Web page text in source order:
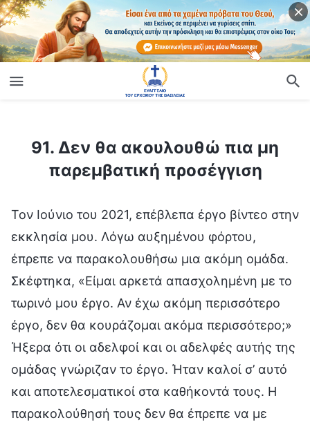
91. Δεν θα ακουλουθώ πια μη
παρεμβατική προσέγγιση
Τον Ιούνιο του 2021, επέβλεπα έργο βίντεο στην
εκκλησία μου. Λόγω αυξημένου φόρτου,
έπρεπε να παρακολουθήσω μια ακόμη ομάδα.
Σκέφτηκα, «Είμαι αρκετά απασχολημένη με το
τωρινό μου έργο. Αν έχω ακόμη περισσότερο
έργο, δεν θα κουράζομαι ακόμα περισσότερο;»
Ήξερα ότι οι αδελφοί και οι αδελφές αυτής της
ομάδας γνώριζαν το έργο. Ήταν καλοί σ’ αυτό
και αποτελεσματικοί στα καθήκοντά τους. Η
παρακολούθησή τους δεν θα έπρεπε να με